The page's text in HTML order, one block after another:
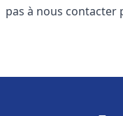
pas à nous